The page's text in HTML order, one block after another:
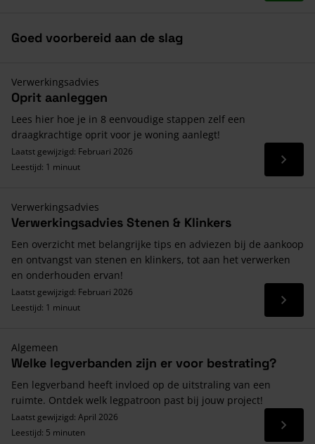
Goed voorbereid aan de slag
Verwerkingsadvies
Oprit aanleggen
Lees hier hoe je in 8 eenvoudige stappen zelf een
draagkrachtige oprit voor je woning aanlegt!
Laatst gewijzigd: Februari 2026
Leestijd: 1 minuut
Lees
Verwerkingsadvies
Verwerkingsadvies Stenen & Klinkers
Een overzicht met belangrijke tips en adviezen bij de aankoop
en ontvangst van stenen en klinkers, tot aan het verwerken
en onderhouden ervan!
Laatst gewijzigd: Februari 2026
Leestijd: 1 minuut
Lees
Algemeen
Welke legverbanden zijn er voor bestrating?
Een legverband heeft invloed op de uitstraling van een
ruimte. Ontdek welk legpatroon past bij jouw project!
Laatst gewijzigd: April 2026
Leestijd: 5 minuten
Lees